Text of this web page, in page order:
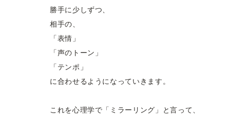
勝手に少しずつ、
相手の、
「表情」
「声のトーン」
「テンポ」
に合わせるようになっていきます。
これを心理学で「ミラーリング」と言って、